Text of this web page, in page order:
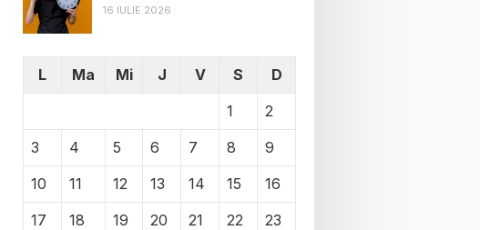
16 IULIE 2026
L Ma Mi J V S
D
1
2
3
4 5 6 7 8
9
10
11 12 13 14 15
16
17
18 19 20 21 22
23